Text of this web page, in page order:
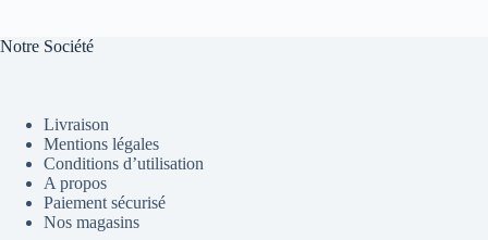
Notre Société
Livraison
Mentions légales
Conditions d’utilisation
A propos
Paiement sécurisé
Nos magasins